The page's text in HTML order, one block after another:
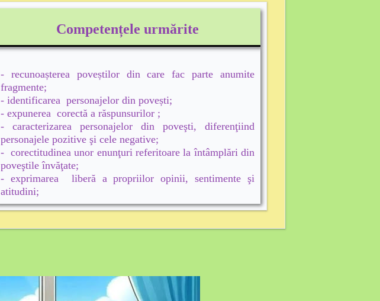
Competențele urmărite
- recunoașterea poveștilor din care fac parte anumite
fragmente;
- identificarea personajelor din povești;
- expunerea corectă a răspunsurilor ;
- caracterizarea personajelor din poveşti, diferenţiind
personajele pozitive şi cele negative;
- corectitudinea unor enunţuri referitoare la întâmplări din
poveştile învăţate;
- exprimarea liberă a propriilor opinii, sentimente şi
atitudini;